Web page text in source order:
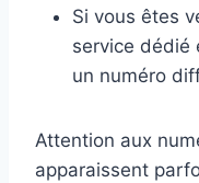
Si vous êtes
service dédié
un numéro
Attention aux
apparaissent